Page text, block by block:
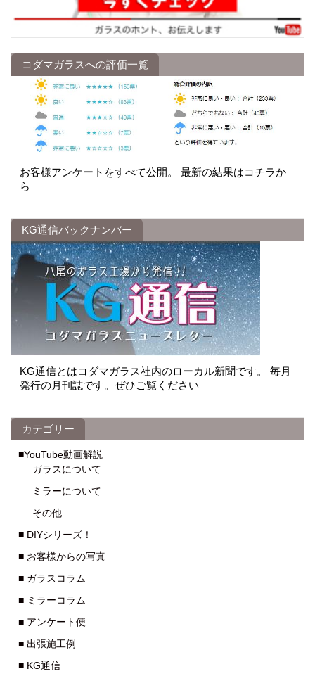
コダマガラスへの評価一覧
お客様アンケートをすべて公開。 最新の結果はコチラか
ら
KG通信バックナンバー
KG通信とはコダマガラス社内のローカル新聞です。 毎月
発行の月刊誌です。ぜひご覧ください
カテゴリー
■YouTube動画解説
ガラスについて
ミラーについて
その他
■ DIYシリーズ！
■ お客様からの写真
■ ガラスコラム
■ ミラーコラム
■ アンケート便
■ 出張施工例
■ KG通信